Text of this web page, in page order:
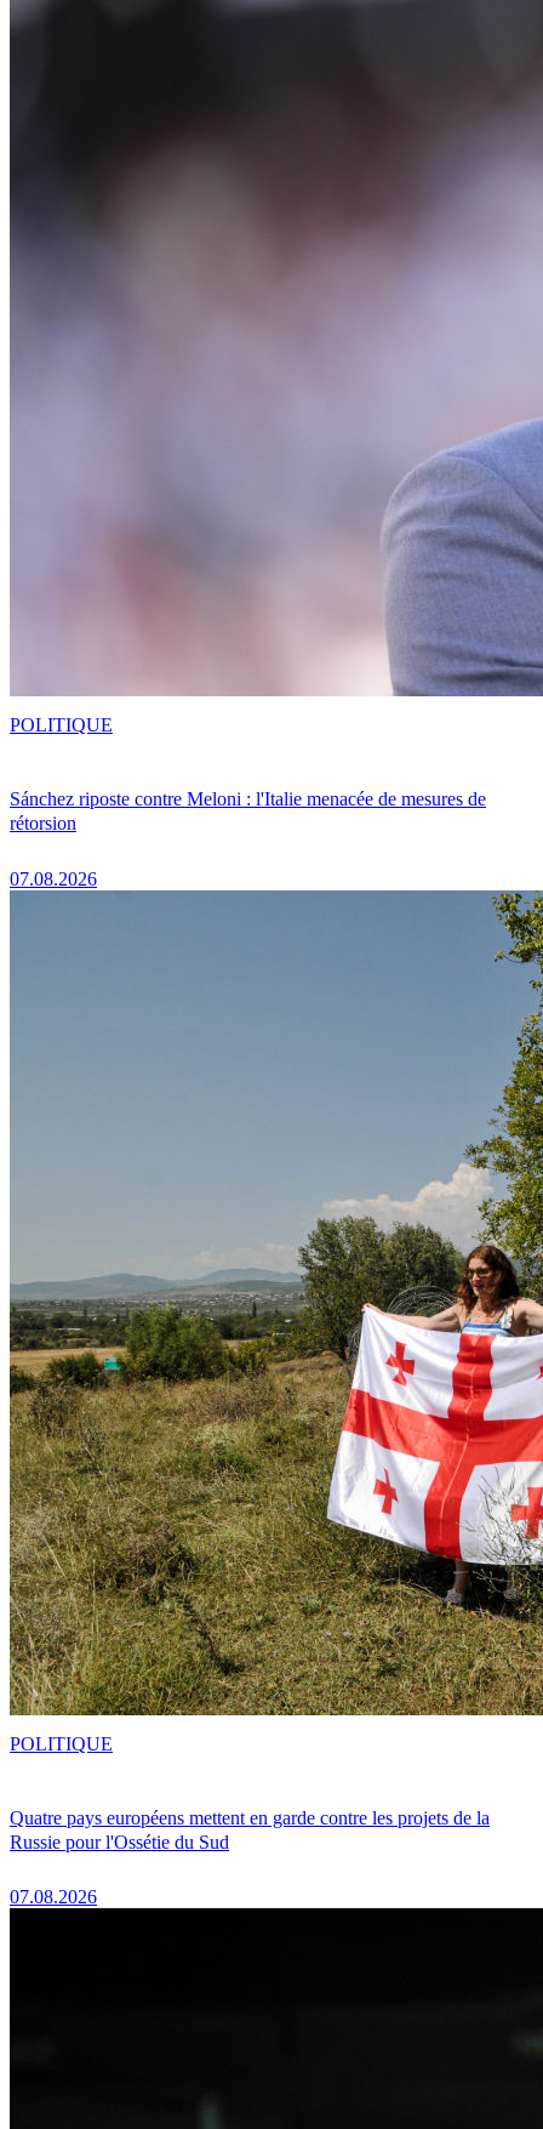
Sánchez riposte contre Meloni : l'Italie menacée de mesures de
rétorsion
07.08.2026
POLITIQUE
Quatre pays européens mettent en garde contre les projets de la
Russie pour l'Ossétie du Sud
07.08.2026
POLITIQUE